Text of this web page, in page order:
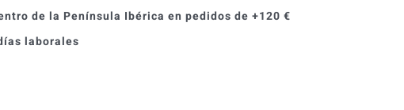
de la Península Ibérica en pedidos de +120 €
laborales